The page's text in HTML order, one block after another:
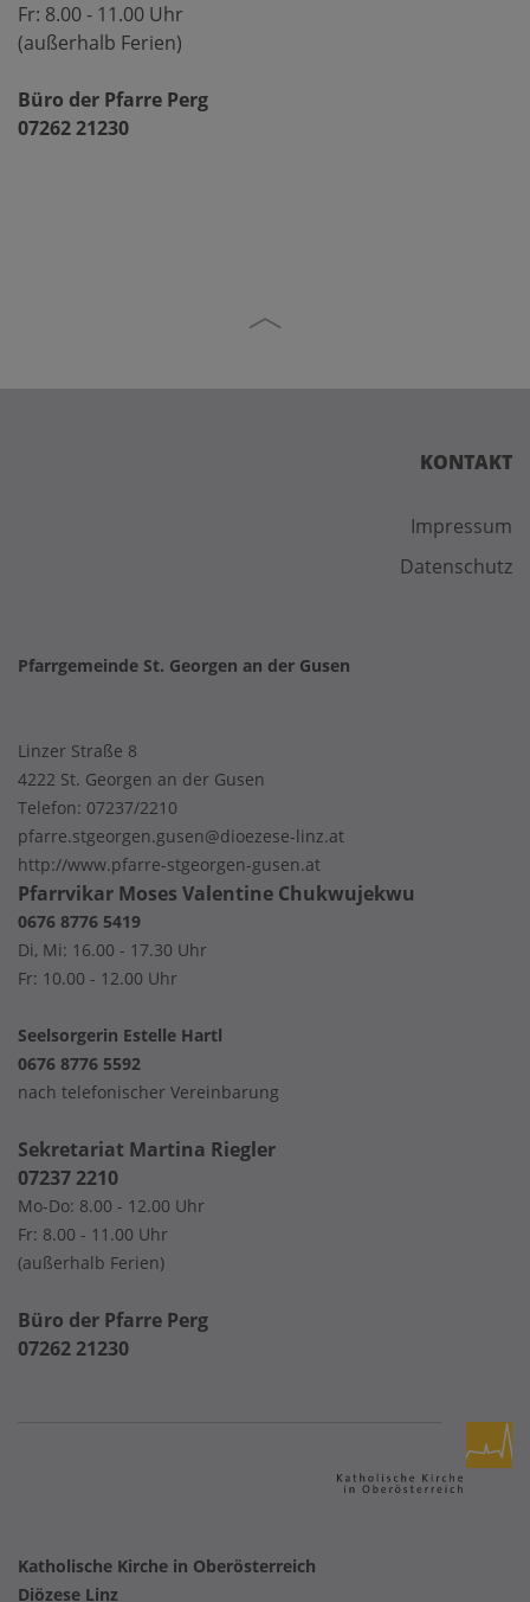
Fr: 8.00 - 11.00 Uhr
(außerhalb Ferien)
Büro der Pfarre Perg
07262 21230
KONTAKT
Impressum
Datenschutz
Pfarrgemeinde St. Georgen an der Gusen
Linzer Straße 8
4222 St. Georgen an der Gusen
Telefon: 07237/2210
pfarre.stgeorgen.gusen@dioezese-linz.at
http://www.pfarre-stgeorgen-gusen.at
Pfarrvikar Moses Valentine Chukwujekwu
0676 8776 5419
Di, Mi: 16.00 - 17.30 Uhr
Fr: 10.00 - 12.00 Uhr
Seelsorgerin Estelle Hartl
0676 8776 5592
nach telefonischer Vereinbarung
Sekretariat Martina Riegler
07237 2210
Mo-Do: 8.00 - 12.00 Uhr
Fr: 8.00 - 11.00 Uhr
(außerhalb Ferien)
Büro der Pfarre Perg
07262 21230
Katholische Kirche in Oberösterreich
Diözese Linz